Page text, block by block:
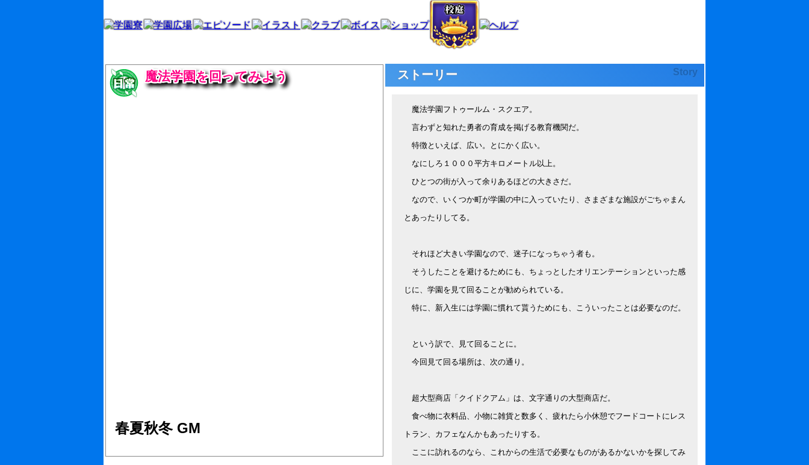
魔法学園を回ってみよう
春夏秋冬 GM
ストーリー Story
魔法学園フトゥールム・スクエア。
言わずと知れた勇者の育成を掲げる教育機関だ。
特徴といえば、広い。とにかく広い。
なにしろ１０００平方キロメートル以上。
ひとつの街が入って余りあるほどの大きさだ。
なので、いくつか町が学園の中に入っていたり、さまざまな施設がごちゃまん
とあったりしてる。
それほど大きい学園なので、迷子になっちゃう者も。
そうしたことを避けるためにも、ちょっとしたオリエンテーションといった感
じに、学園を見て回ることが勧められている。
特に、新入生には学園に慣れて貰うためにも、こういったことは必要なのだ。
という訳で、見て回ることに。
今回見て回る場所は、次の通り。
超大型商店「クイドクアム」は、文字通りの大型商店だ。
食べ物に衣料品、小物に雑貨と数多く、疲れたら小休憩でフードコートにレス
トラン、カフェなんかもあったりする。
ここに訪れるのなら、これからの生活で必要なものがあるかないかを探してみ